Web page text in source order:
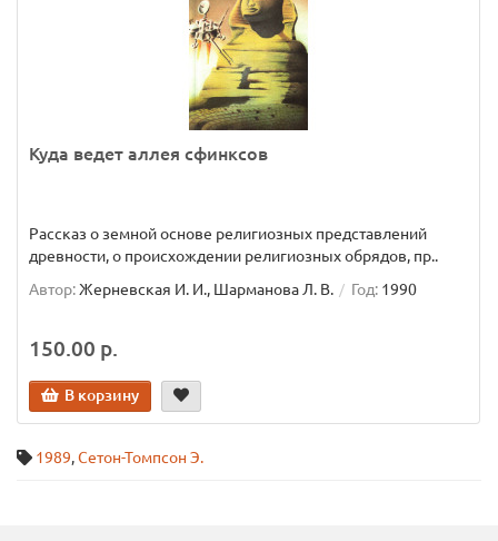
Куда ведет аллея сфинксов
Рассказ о земной основе религиозных представлений
древности, о происхождении религиозных обрядов, пр..
Автор:Жерневская И. И., Шарманова Л. В. Год: 1990
150.00 р.
В корзину
1989,Сетон-Томпсон Э.